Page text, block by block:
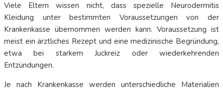
Viele Eltern wissen nicht, dass spezielle Neurodermitis
Kleidung unter bestimmten Voraussetzungen von der
Krankenkasse übernommen werden kann. Voraussetzung ist
meist ein ärztliches Rezept und eine medizinische Begründung,
etwa bei starkem Juckreiz oder wiederkehrenden
Entzündungen.
Je nach Krankenkasse werden unterschiedliche Materialien